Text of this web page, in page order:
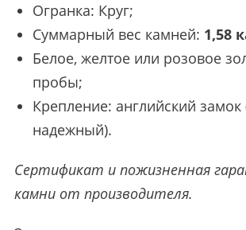
Огранка: Круг;
Суммарный вес камней: 1,58
Белое, желтое или розовое
пробы;
Крепление: английский замок
надежный).
Сертификат и пожизненная
камни от производителя.